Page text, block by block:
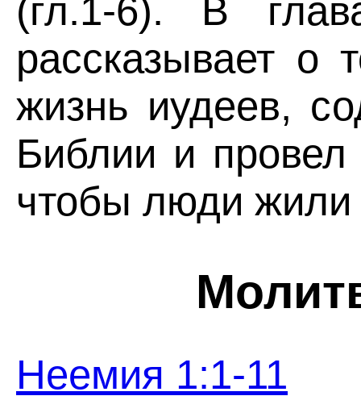
(гл.1-6). В
рассказывает о
жизнь иудеев,
Библии и
чтобы люди
Неемия 1:1-11